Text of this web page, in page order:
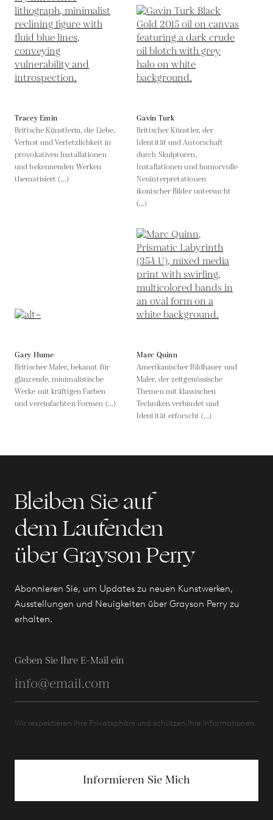
Tracey Emin
Britische Künstlerin, die Liebe,
Verlust und Verletzlichkeit in
provokativen Installationen
und bekennenden Werken
thematisiert (...)
Gavin Turk
Britischer Künstler, der
Identität und Autorschaft
durch Skulpturen,
Installationen und humorvolle
Neuinterpretationen
ikonischer Bilder untersucht
(...)
Gary Hume
Britischer Maler, bekannt für
glänzende, minimalistische
Werke mit kräftigen Farben
und vereinfachten Formen (...)
Marc Quinn
Amerikanischer Bildhauer und
Maler, der zeitgenössische
Themen mit klassischen
Techniken verbindet und
Identität erforscht (...)
Bleiben Sie auf
dem Laufenden
über Grayson Perry
Abonnieren Sie, um Updates zu neuen Kunstwerken,
Ausstellungen und Neuigkeiten über Grayson Perry zu
erhalten.
Geben Sie Ihre E-Mail ein
Wir respektieren Ihre Privatsphäre und schützen Ihre Informationen.
Informieren Sie Mich